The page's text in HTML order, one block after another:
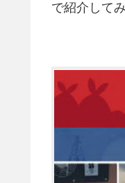
で紹介してみ